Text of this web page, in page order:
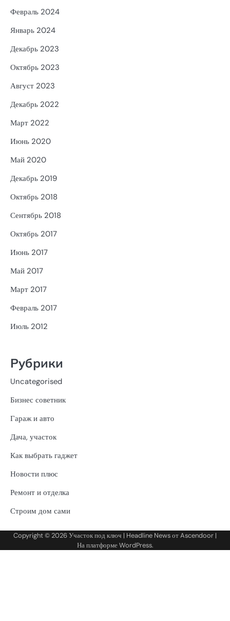
Февраль 2024
Январь 2024
Декабрь 2023
Октябрь 2023
Август 2023
Декабрь 2022
Март 2022
Июнь 2020
Май 2020
Декабрь 2019
Октябрь 2018
Сентябрь 2018
Октябрь 2017
Июнь 2017
Май 2017
Март 2017
Февраль 2017
Июль 2012
Рубрики
Uncategorised
Бизнес советник
Гараж и авто
Дача, участок
Как выбрать гаджет
Новости плюс
Ремонт и отделка
Строим дом сами
Copyright © 2026Участок под ключ | Headline News отAscendoor |
На платформеWordPress.